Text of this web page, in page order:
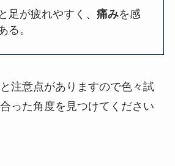
足が疲れやすく、痛みを感
る。
注意点がありますので色々試
った角度を見つけてください